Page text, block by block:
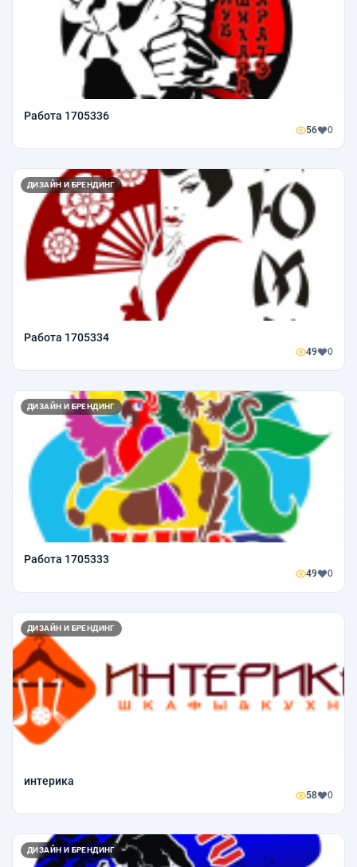
Работа 1705336
56 0
ДИЗАЙН И БРЕНДИНГ
Работа 1705334
49 0
ДИЗАЙН И БРЕНДИНГ
Работа 1705333
49 0
ДИЗАЙН И БРЕНДИНГ
интерика
58 0
ДИЗАЙН И БРЕНДИНГ